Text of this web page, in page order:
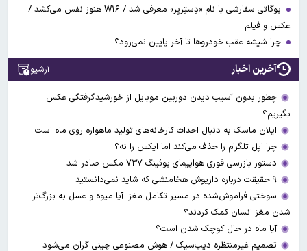
بوگاتی سفارشی با نام «دِستِریِر» معرفی شد / W۱۶ هنوز نفس می‌کشد /
عکس و فیلم
چرا شیشه عقب خودروها تا آخر پایین نمی‌رود؟
آخرین اخبار آرشیو
چطور بدون آسیب دیدن دوربین موبایل از خورشیدگرفتگی عکس
بگیریم؟
ایلان ماسک به دنبال احداث کارخانه‌های تولید ماهواره روی ماه است
چرا اپل تلگرام را حذف می‌کند اما ایکس را نه؟
دستور بازرسی فوری هواپیمای بوئینگ ۷۳۷ مکس صادر شد
۹ حقیقت درباره داریوش هخامنشی که شاید نمی‌دانستید
سوختی فراموش‌شده در مسیر تکامل مغز؛ آیا میوه و عسل به بزرگ‌تر
شدن مغز انسان کمک کردند؟
آیا ماه در حال کوچک شدن است؟
تصمیم غیرمنتظره دیپ‌سیک / هوش مصنوعی چینی گران می‌شود